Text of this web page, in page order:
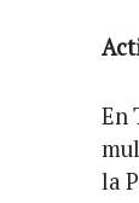
En
la